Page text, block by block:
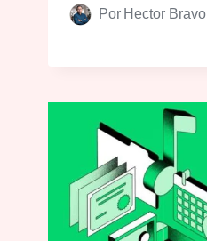
Por Hector Bravo